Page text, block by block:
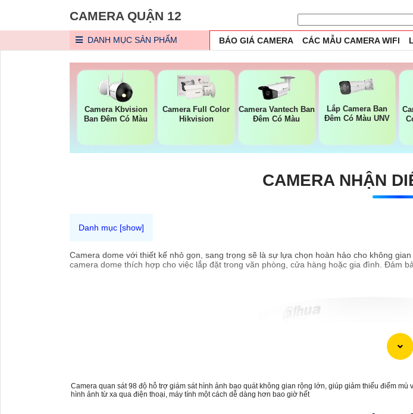
CAMERA QUẬN 12
DANH MỤC SẢN PHẨM BÁO GIÁ CAMERA CÁC MẪU CAMERA WIFI
Camera Kbvision
Ban Đêm Có Màu
Camera Full Color
Hikvision
Camera Vantech Ban
Đêm Có Màu
Lắp Camera Ban
Đêm Có Màu UNV
CAMERA NHẬN
Camera dome với thiết kế nhỏ gọn, sang trọng sẽ là sự lựa chọn hoàn hảo cho không
camera dome thích hợp cho việc lắp đặt trong văn phòng, cửa hàng hoặc gia đình. Đảm
Camera quan sát 98 độ hỗ trợ giám sát hình ảnh bao quát không gian rộng lớn, giúp giảm thiểu điểm
hình ảnh từ xa qua điện thoại, máy tính một cách dễ dàng hơn bao giờ hết